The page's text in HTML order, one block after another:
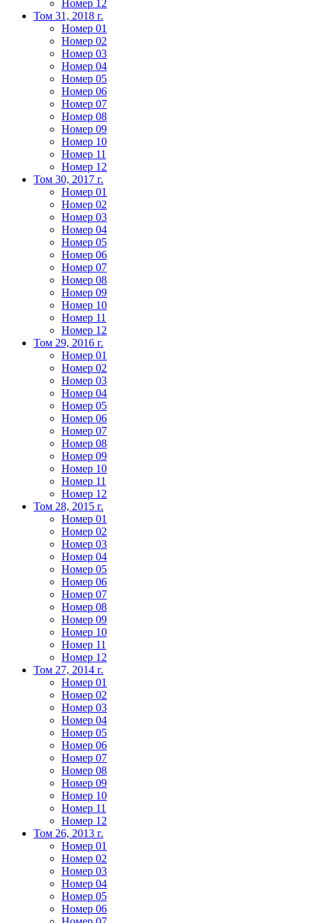
Номер 12
Том 31, 2018 г.
Номер 01
Номер 02
Номер 03
Номер 04
Номер 05
Номер 06
Номер 07
Номер 08
Номер 09
Номер 10
Номер 11
Номер 12
Том 30, 2017 г.
Номер 01
Номер 02
Номер 03
Номер 04
Номер 05
Номер 06
Номер 07
Номер 08
Номер 09
Номер 10
Номер 11
Номер 12
Том 29, 2016 г.
Номер 01
Номер 02
Номер 03
Номер 04
Номер 05
Номер 06
Номер 07
Номер 08
Номер 09
Номер 10
Номер 11
Номер 12
Том 28, 2015 г.
Номер 01
Номер 02
Номер 03
Номер 04
Номер 05
Номер 06
Номер 07
Номер 08
Номер 09
Номер 10
Номер 11
Номер 12
Том 27, 2014 г.
Номер 01
Номер 02
Номер 03
Номер 04
Номер 05
Номер 06
Номер 07
Номер 08
Номер 09
Номер 10
Номер 11
Номер 12
Том 26, 2013 г.
Номер 01
Номер 02
Номер 03
Номер 04
Номер 05
Номер 06